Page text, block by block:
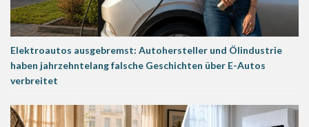
Elektroautos ausgebremst: Autohersteller und Ölindustrie
haben jahrzehntelang falsche Geschichten über E-Autos
verbreitet